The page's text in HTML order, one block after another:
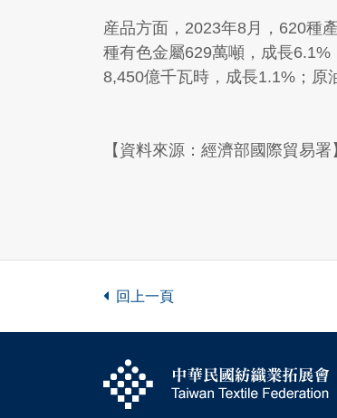
産品方面，2023年8月，620種
種有色金屬629萬噸，成長
8,450億千瓦時，成長1.1%；原
【資料來源：經濟部國際貿易署
回上一頁